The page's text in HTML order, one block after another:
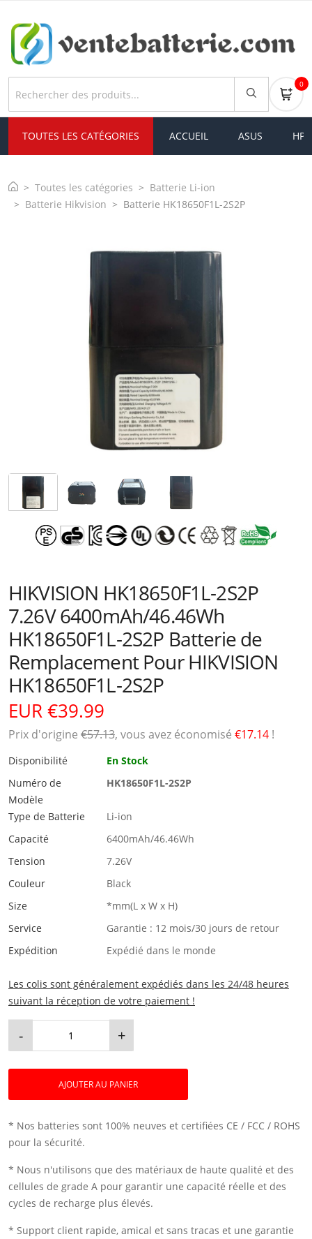
0
TOUTES LES CATÉGORIES ACCUEIL ASUS HP
Toutes les catégories
Batterie Li-ion
Batterie Hikvision
Batterie HK18650F1L-2S2P
HIKVISION HK18650F1L-2S2P
7.26V 6400mAh/46.46Wh
HK18650F1L-2S2P Batterie de
Remplacement Pour HIKVISION
HK18650F1L-2S2P
EUR €39.99
Prix ​​d'origine €57.13, vous avez économisé €17.14 !
Disponibilité
En Stock
Numéro de
Modèle
HK18650F1L-2S2P
Type de Batterie
Li-ion
Capacité
6400mAh/46.46Wh
Tension
7.26V
Couleur
Black
Size
*mm(L x W x H)
Service
Garantie : 12 mois/30 jours de retour
Expédition
Expédié dans le monde
Les colis sont généralement expédiés dans les 24/48 heures
suivant la réception de votre paiement !
- +
AJOUTER AU PANIER
* Nos batteries sont 100% neuves et certifiées CE / FCC / ROHS
pour la sécurité.
* Nous n'utilisons que des matériaux de haute qualité et des
cellules de grade A pour garantir une capacité réelle et des
cycles de recharge plus élevés.
* Support client rapide, amical et sans tracas et une garantie